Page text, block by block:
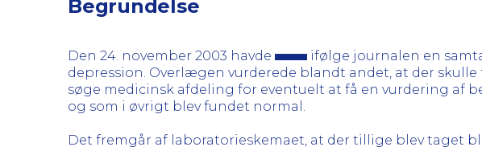
Begrundelse
Den 24. november 2003 havde ifølge journalen en
depression. Overlægen vurderede blandt andet, at der
søge medicinsk afdeling for eventuelt at få en vurdering af
og som i øvrigt blev fundet normal.
Det fremgår af laboratorieskemaet, at der tillige blev taget